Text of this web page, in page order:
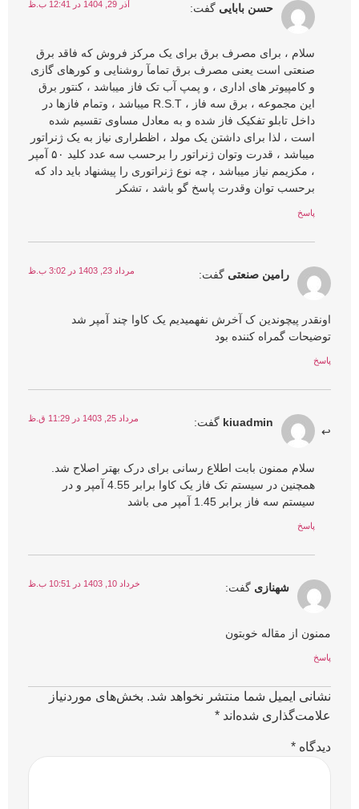
حسن بابایی گفت: آذر 29, 1404 در 12:41 ب.ظ
سلام ، برای مصرف برق برای یک مرکز فروش که فاقد برق
صنعتی است یعنی مصرف برق تمامآ روشنایی و کورهای گازی
و کامپیوتر های اداری ، و پمپ آب تک فاز میباشد ، کنتور برق
این مجموعه ، برق سه فاز ، R.S.T میباشد ، وتمام فازها در
داخل تابلو تفکیک فاز شده و به معادل مساوی تقسیم شده
است ، لذا برای داشتن یک مولد ، اظطراری نیاز به یک ژنراتور
میباشد ، قدرت وتوان ژنراتور را برحسب سه عدد کلید ۵۰ آمپر
، مکزیمم نیاز میباشد ، چه نوع ژنراتوری را پیشنهاد باید داد که
برحسب توان وقدرت پاسخ گو باشد ، تشکر
پاسخ
رامین صنعتی گفت: مرداد 23, 1403 در 3:02 ب.ظ
اونقدر پیچوندین ک آخرش نفهمیدیم یک کاوا چند آمپر شد
توضیحات گمراه کننده بود
پاسخ
kiuadmin گفت: مرداد 25, 1403 در 11:29 ق.ظ
سلام ممنون بابت اطلاع رسانی برای درک بهتر اصلاح شد.
همچنین در سیستم تک فاز یک کاوا برابر 4.55 آمپر و در
سیستم سه فاز برابر 1.45 آمپر می باشد
پاسخ
شهنازی گفت: خرداد 10, 1403 در 10:51 ب.ظ
ممنون از مقاله خوبتون
پاسخ
نشانی ایمیل شما منتشر نخواهد شد. بخش‌های موردنیاز
علامت‌گذاری شده‌اند *
دیدگاه *